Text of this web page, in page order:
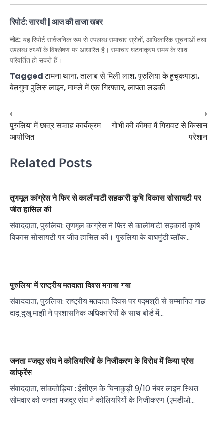
रिपोर्ट: सारथी | आज की ताजा खबर
नोट: यह रिपोर्ट सार्वजनिक रूप से उपलब्ध समाचार स्रोतों, आधिकारिक सूचनाओं तथा
उपलब्ध तथ्यों के विश्लेषण पर आधारित है। समाचार घटनाक्रम समय के साथ
परिवर्तित हो सकते हैं।
Taggedटामना थाना,तालाब से मिली लाश,पुरुलिया के हुचुकपाड़ा,
बेलगुमा पुलिस लाइन,मामले में एक गिरफ्तार,लापता लड़की
Post
navigation
⟵
पुरुलिया में छात्र सप्ताह कार्यक्रम
आयोजित
गोभी की कीमत में गिरावट से किसान
परेशान
⟶
Related Posts
तृणमूल कांग्रेस ने फिर से कालीमाटी सहकारी कृषि विकास सोसायटी पर
जीत हासिल की
संवाददाता, पुरुलिया: तृणमूल कांग्रेस ने फिर से कालीमाटी सहकारी कृषि
विकास सोसायटी पर जीत हासिल की। पुरुलिया के बाघमुंडी ब्लॉक…
पुरुलिया में राष्ट्रीय मतदाता दिवस मनाया गया
संवाददाता, पुरुलिया: राष्ट्रीय मतदाता दिवस पर पद्मश्री से सम्मानित गाछ
दादू दुखु माझी ने प्रशासनिक अधिकारियों के साथ बोर्ड में…
जनता मजदूर संघ ने कोलियरियों के निजीकरण के विरोध में किया प्रेस
कांफ्रेंस
संवाददाता, सांकतोड़िया : ईसीएल के चिनाकुड़ी 9/10 नंबर लाइन स्थित
सोमवार को जनता मजदूर संघ ने कोलियरियों के निजीकरण (एमडीओ…